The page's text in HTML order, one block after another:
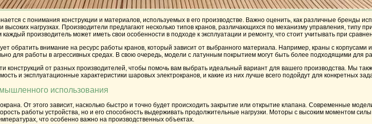
с понимания конструкции и материалов, используемых в его производстве. Важно оценить, как различные бренды
нагрузках. Производители предлагают несколько типов кранов, различающихся по механизму управления, типу
производитель может иметь свои особенности в подходе к эксплуатации и ремонту, что стоит учитывать при
обратить внимание на ресурс работы кранов, который зависит от выбранного материала. Например, краны с
для работы в агрессивных средах. В свою очередь, модели с латунным покрытием могут быть более подходящими для
от разных производителей, чтобы помочь вам выбрать идеальный вариант для вашего производства. Мы
и эксплуатационные характеристики шаровых электрокранов, и какие из них лучше всего подойдут для конкретных
использования
От этого зависит, насколько быстро и точно будет происходить закрытие или открытие клапана. Современные
работы устройства, но и его способность выдерживать продолжительные нагрузки. Моторы с высоким моментом
что особенно важно на производственных объектах.